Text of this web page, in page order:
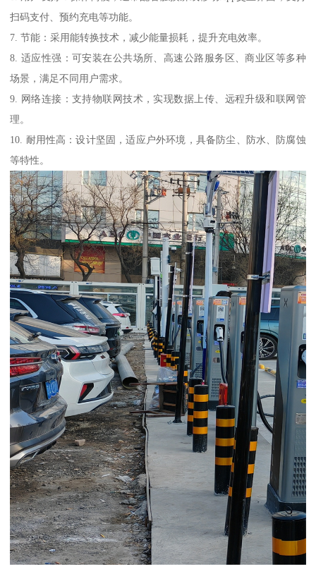
扫码支付、预约充电等功能。
7. 节能：采用能转换技术，减少能量损耗，提升充电效率。
8. 适应性强：可安装在公共场所、高速公路服务区、商业区等多种
场景，满足不同用户需求。
9. 网络连接：支持物联网技术，实现数据上传、远程升级和联网管
理。
10. 耐用性高：设计坚固，适应户外环境，具备防尘、防水、防腐蚀
等特性。